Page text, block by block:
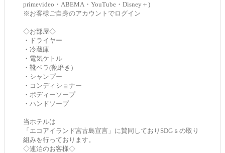
primevideo・ABEMA・YouTube・Disney＋)
※お客様ご自身のアカウントでログイン
◇お部屋◇
・ドライヤー
・冷蔵庫
・電気ケトル
・靴ベラ(靴磨き)
・シャンプー
・コンディショナー
・ボディーソープ
・ハンドソープ
当ホテルは
「エコアイランド宮古島宣言」に賛同しておりSDGｓの取り
組みを行っております。
◇連泊のお客様◇